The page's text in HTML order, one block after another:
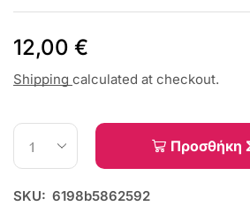
12,00 €
Shipping calculated at checkout.
Προσθήκη
SKU: 6198b5862592